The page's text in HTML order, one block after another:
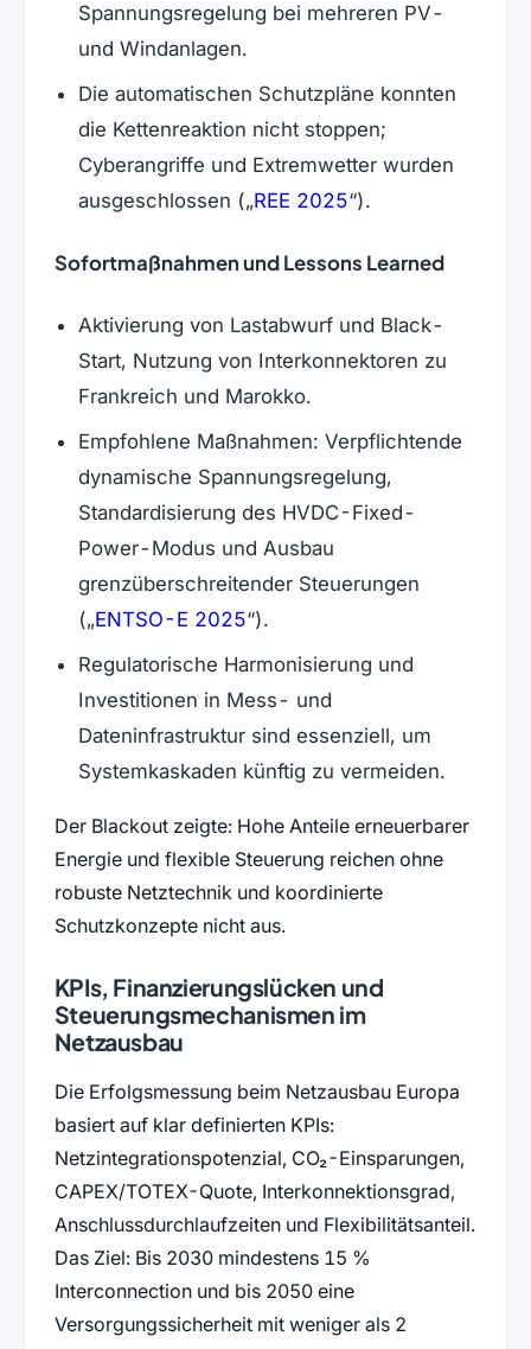
Spannungsregelung bei mehreren PV-
und Windanlagen.
Die automatischen Schutzpläne konnten
die Kettenreaktion nicht stoppen;
Cyberangriffe und Extremwetter wurden
ausgeschlossen ( REE 2025(öffnet in neuem
).
Sofortmaßnahmen und Lessons Learned
Aktivierung von Lastabwurf und Black-
Start, Nutzung von Interkonnektoren zu
Frankreich und Marokko.
Empfohlene Maßnahmen: Verpflichtende
dynamische Spannungsregelung,
Standardisierung des HVDC-Fixed-
Power-Modus und Ausbau
grenzüberschreitender Steuerungen
( ENTSO-E 2025(öffnet in neuem Tab)
).
Regulatorische Harmonisierung und
Investitionen in Mess- und
Dateninfrastruktur sind essenziell, um
Systemkaskaden künftig zu vermeiden.
Der Blackout zeigte: Hohe Anteile erneuerbarer
Energie und flexible Steuerung reichen ohne
robuste Netztechnik und koordinierte
Schutzkonzepte nicht aus.
KPIs, Finanzierungslücken und
Steuerungsmechanismen im
Netzausbau
Die Erfolgsmessung beim Netzausbau Europa
basiert auf klar definierten KPIs:
Netzintegrationspotenzial, CO₂-Einsparungen,
CAPEX/TOTEX-Quote, Interkonnektionsgrad,
Anschlussdurchlaufzeiten und Flexibilitätsanteil.
Das Ziel: Bis 2030 mindestens 15 %
Interconnection und bis 2050 eine
Versorgungssicherheit mit weniger als 2